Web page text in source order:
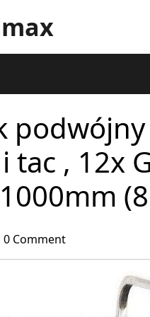
tac , 12x
0 Comment